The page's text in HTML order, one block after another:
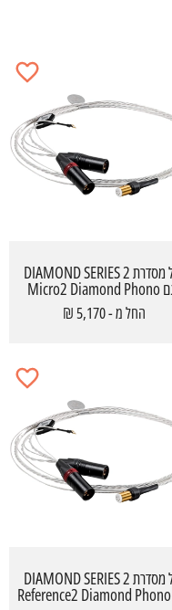
כבל מסדרת DIAMOND SERIES 2
דגם Micro2 Diamond Phono
with ground wire
החל מ - 5,170 ₪
כבל מסדרת DIAMOND SERIES 2
דגם Reference2 Diamond Phono